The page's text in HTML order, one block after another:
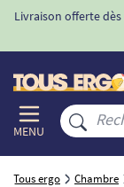
Livraison offerte dès
MENU
Tous ergo Chambre